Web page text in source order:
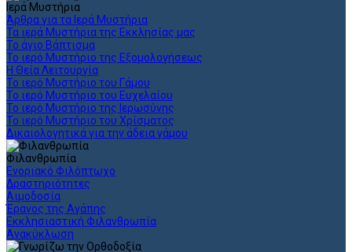
Ιερά Μυστήρια
Άρθρα για τα Ιερά Μυστήρια
Τα ιερά Μυστήρια της Εκκλησίας μας
Το άγιο Βάπτισμα
Το ιερό Μυστήριο της Εξομολογήσεως
Η Θεία Λειτουργία
Το ιερό Μυστήριο του Γάμου
Το ιερό Μυστήριο του Ευχελαίου
Το ιερό Μυστήριο της Ιερωσύνης
Το ιερό Μυστήριο του Χρίσματος
Δικαιολογητικά για την άδεια γάμου
Φιλανθρωπία
Ενοριακό Φιλόπτωχο
Δραστηριότητες
Αιμοδοσία
Έρανος της Αγάπης
Εκκλησιαστική Φιλανθρωπία
Ανακύκλωση